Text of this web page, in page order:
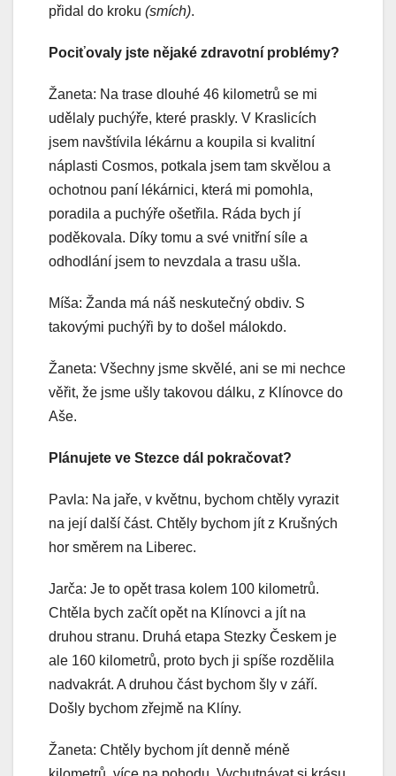
přidal do kroku (smích).
Pociťovaly jste nějaké zdravotní problémy?
Žaneta: Na trase dlouhé 46 kilometrů se mi
udělaly puchýře, které praskly. V Kraslicích
jsem navštívila lékárnu a koupila si kvalitní
náplasti Cosmos, potkala jsem tam skvělou a
ochotnou paní lékárnici, která mi pomohla,
poradila a puchýře ošetřila. Ráda bych jí
poděkovala. Díky tomu a své vnitřní síle a
odhodlání jsem to nevzdala a trasu ušla.
Míša: Žanda má náš neskutečný obdiv. S
takovými puchýři by to došel málokdo.
Žaneta: Všechny jsme skvělé, ani se mi nechce
věřit, že jsme ušly takovou dálku, z Klínovce do
Aše.
Plánujete ve Stezce dál pokračovat?
Pavla: Na jaře, v květnu, bychom chtěly vyrazit
na její další část. Chtěly bychom jít z Krušných
hor směrem na Liberec.
Jarča: Je to opět trasa kolem 100 kilometrů.
Chtěla bych začít opět na Klínovci a jít na
druhou stranu. Druhá etapa Stezky Českem je
ale 160 kilometrů, proto bych ji spíše rozdělila
nadvakrát. A druhou část bychom šly v září.
Došly bychom zřejmě na Klíny.
Žaneta: Chtěly bychom jít denně méně